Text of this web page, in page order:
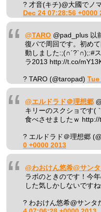
? 才音(キチ)@大國でノ
Dec 24 07:28:56 +0000
@TARO @pad_plus 以
復パで周回です。初め
動しました:;(∩´?`∩);:#
ラ2013 http://t.co/
? TARO (@taropad)Tue
@エルドラド＠理想郷
キリーのスクショです(
食べさせましたｗ
? エルドラド＠理想郷
0 +0000 2013
@わおけん悠希@サン
ラボのときのです！今
した気しかしないです
? わおけん悠希@サン